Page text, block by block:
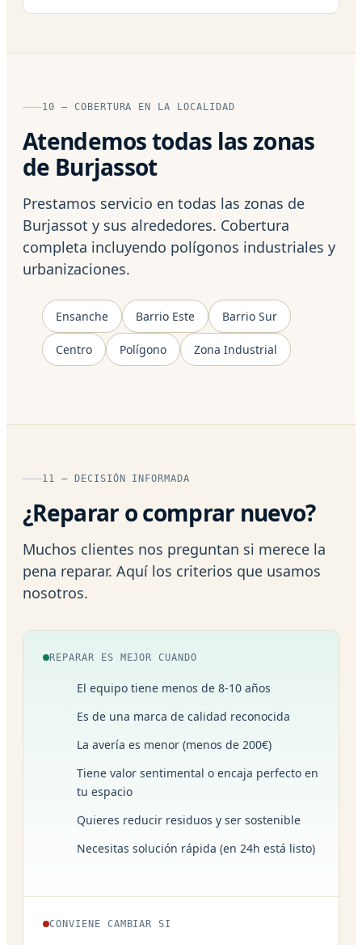
10 — COBERTURA EN LA LOCALIDAD
Atendemos todas las zonas
de Burjassot
Prestamos servicio en todas las zonas de
Burjassot y sus alrededores. Cobertura
completa incluyendo polígonos industriales y
urbanizaciones.
Ensanche Barrio Este Barrio Sur
Centro Polígono Zona Industrial
11 — DECISIÓN INFORMADA
¿Reparar o comprar nuevo?
Muchos clientes nos preguntan si merece la
pena reparar. Aquí los criterios que usamos
nosotros.
REPARAR ES MEJOR CUANDO
El equipo tiene menos de 8-10 años
Es de una marca de calidad reconocida
La avería es menor (menos de 200€)
Tiene valor sentimental o encaja perfecto en
tu espacio
Quieres reducir residuos y ser sostenible
Necesitas solución rápida (en 24h está listo)
CONVIENE CAMBIAR SI